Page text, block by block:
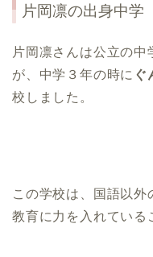
片岡凛の出身中学
片岡凛さんは公立の中
が、中学３年の時に ぐ
校しました。
この学校は、国語以
教育に力を入れている